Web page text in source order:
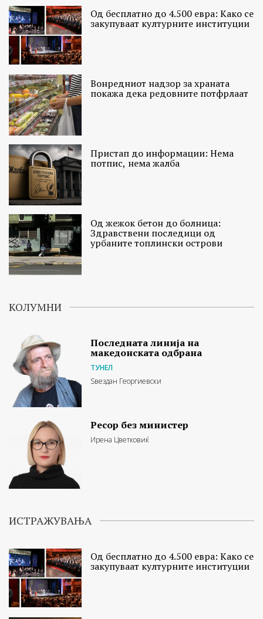
Од бесплатно до 4.500 евра: Како се
закупуваат културните институции
Вонредниот надзор за храната
покажа дека редовните потфрлаат
Пристап до информации: Нема
потпис, нема жалба
Од жежок бетон до болница:
Здравствени последици од
урбаните топлински острови
КОЛУМНИ
Последната линија на
македонската одбрана
ТУНЕЛ
Ѕвездан Георгиевски
Ресор без министер
Ирена Цветковиќ
ИСТРАЖУВАЊА
Од бесплатно до 4.500 евра: Како се
закупуваат културните институции